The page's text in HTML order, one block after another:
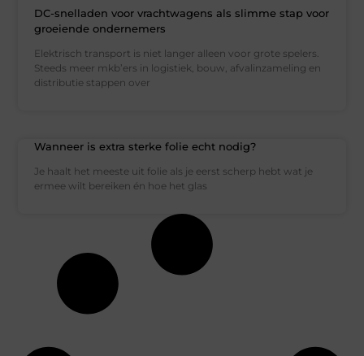
DC-snelladen voor vrachtwagens als slimme stap voor
groeiende ondernemers
Elektrisch transport is niet langer alleen voor grote spelers.
Steeds meer mkb’ers in logistiek, bouw, afvalinzameling en
distributie stappen over
Wanneer is extra sterke folie echt nodig?
Je haalt het meeste uit folie als je eerst scherp hebt wat je
ermee wilt bereiken én hoe het glas